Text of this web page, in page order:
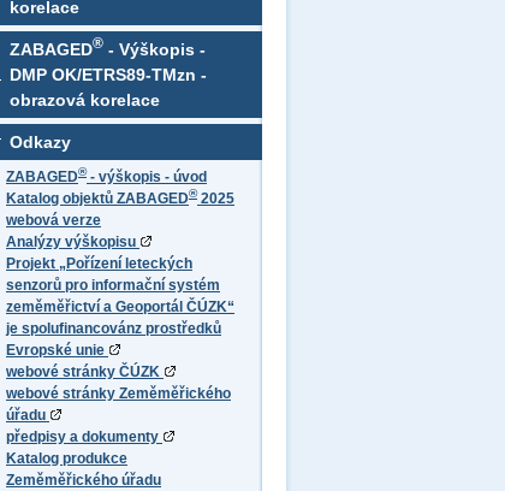
korelace
ZABAGED® - Výškopis -
DMP OK/ETRS89-TMzn -
obrazová korelace
Odkazy
ZABAGED®- výškopis - úvod
Katalog objektů ZABAGED®2025
webová verze
Analýzy výškopisu
Projekt „Pořízení leteckých
senzorů pro informační systém
zeměměřictví a Geoportál ČÚZK“
je spolufinancovánz prostředků
Evropské unie
webové stránky ČÚZK
webové stránky Zeměměřického
úřadu
předpisy a dokumenty
Katalog produkce
Zeměměřického úřadu